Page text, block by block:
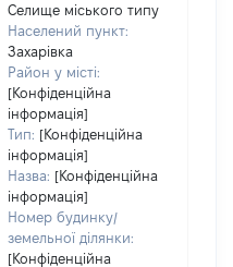
Селище міського типу
Населений пункт:
Захарівка
Район у місті:
[Конфіденційна
інформація]
Тип: [Конфіденційна
інформація]
Назва: [Конфіденційна
інформація]
Номер будинку/
земельної ділянки:
[Конфіденційна